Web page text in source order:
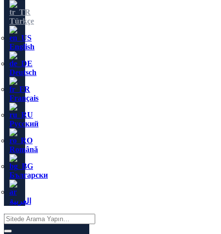
Türkçe
English
Deutsch
Français
Русский
Română
Български
العربية